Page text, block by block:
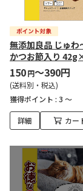
無添加良品 じゅわ
かつお節入り
150円～390円
(送料別・税込)
獲得ポイント : 3 ～
詳細 カー